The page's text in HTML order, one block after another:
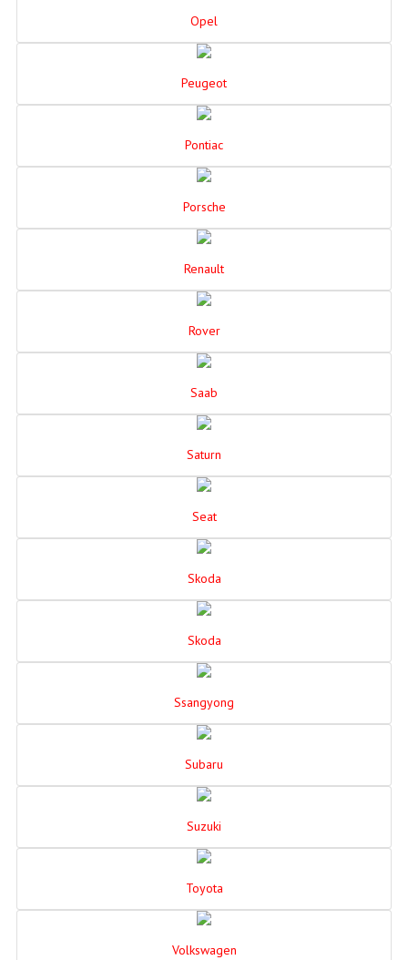
Opel
Peugeot
Pontiac
Porsche
Renault
Rover
Saab
Saturn
Seat
Skoda
Skoda
Ssangyong
Subaru
Suzuki
Toyota
Volkswagen